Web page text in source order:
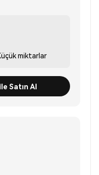
miktarlar
Satın Al